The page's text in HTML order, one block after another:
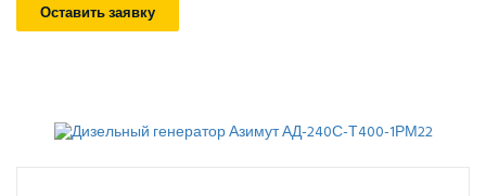
Оставить заявку